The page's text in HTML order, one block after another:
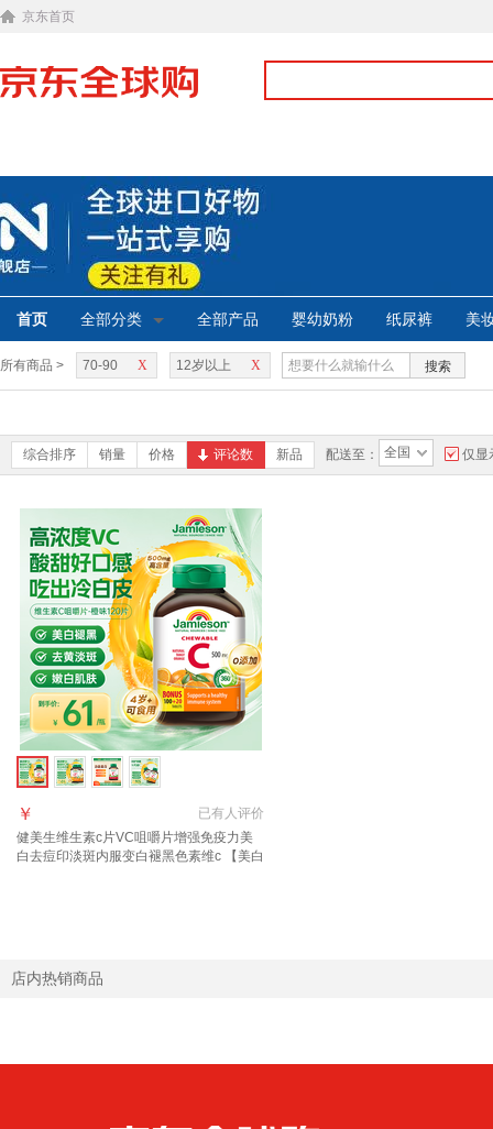
京东首页
首页 全部分类 全部产品 婴幼奶粉 纸尿裤 美
所有商品 > X
70-90 X
12岁以上 搜索
综合排序 销量 价格 评论数 新品 配送至： 全国 仅显
已有人评价
￥
健美生维生素c片VC咀嚼片增强免疫力美
白去痘印淡斑内服变白褪黑色素维c 【美白
店内热销商品